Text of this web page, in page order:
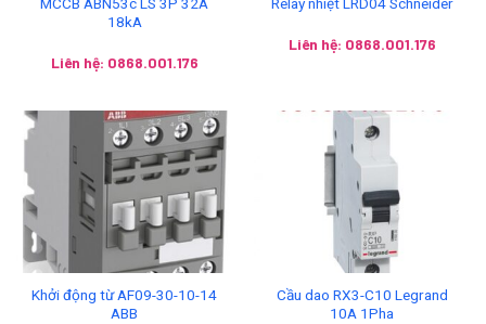
18kA
Liên hệ: 0868.001.176
Relay nhiệt LRD04 Schneider
Liên hệ: 0868.001.176
Khởi động từ AF09-30-10-14
ABB
Cầu dao RX3-C10 Legrand
10A 1Pha